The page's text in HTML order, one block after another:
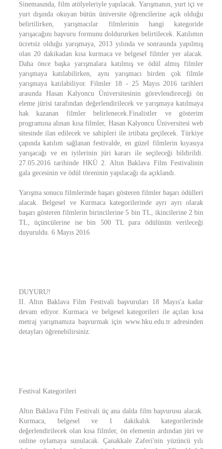
Sinemasında, film atölyeleriyle yapılacak. Yarışmanın, yurt içi ve
yurt dışında okuyan bütün üniversite öğrencilerine açık olduğu
belirtilirken, yarışmacılar filmlerinin hangi kategoride
yarışacağını başvuru formunu doldururken belirtilecek. Katılımın
ücretsiz olduğu yarışmaya, 2013 yılında ve sonrasında yapılmış
olan 20 dakikadan kısa kurmaca ve belgesel filmler yer alacak.
Daha önce başka yarışmalara katılmış ve ödül almış filmler
yarışmaya katılabilirken, aynı yarışmacı birden çok filmle
yarışmaya katılabiliyor. Filmler 18 - 25 Mayıs 2016 tarihleri
arasında Hasan Kalyoncu Üniversitesinin görevlendireceği ön
eleme jürisi tarafından değerlendirilecek ve yarışmaya katılmaya
hak kazanan filmler belirlenecek.Finalistler ve gösterim
programına alınan kısa filmler, Hasan Kalyoncu Üniversitesi web
sitesinde ilan edilecek ve sahipleri ile irtibata geçilecek. Türkiye
çapında katılım sağlanan festivalde, en güzel filmlerin kıyasıya
yarışacağı ve en iyilerinin jüri kararı ile seçileceği bildirildi.
27.05.2016 tarihinde HKÜ 2. Altın Baklava Film Festivalinin
gala gecesinin ve ödül töreninin yapılacağı da açıklandı.
Yarışma sonucu filmlerinde başarı gösteren filmler başarı ödülleri
alacak. Belgesel ve Kurmaca kategorilerinde ayrı ayrı olarak
başarı gösteren filmlerin birincilerine 5 bin TL, ikincilerine 2 bin
TL, üçüncülerine ise bin 500 TL para ödülünün verileceği
duyuruldu. 6 Mayıs 2016
DUYURU!
II. Altın Baklava Film Festivali başvuruları 18 Mayıs'a kadar
devam ediyor. Kurmaca ve belgesel kategorileri ile açılan kısa
metraj yarışmamıza başvurmak için www.hku.edu.tr adresinden
detayları öğrenebilirsiniz.
Festival Kategorileri
Altın Baklava Film Festivali üç ana dalda film başvurusu alacak.
Kurmaca, belgesel ve 1 dakikalık kategorilerinde
değerlendirilecek olan kısa filmler, ön elemenin ardından jüri ve
online oylamaya sunulacak. Çanakkale Zaferi'nin yüzüncü yılı